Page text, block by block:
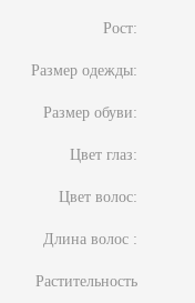
Рост:
Размер одежды:
Размер обуви:
Цвет глаз:
Цвет волос:
Длина волос :
Растительность